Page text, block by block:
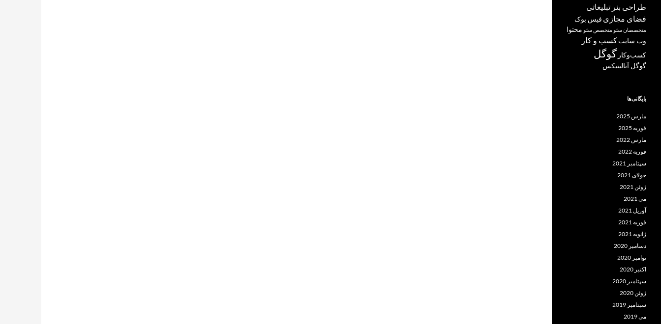
طراحی بنر تبلیغاتی
فضای مجازی فیس بوک
متخصصان سئو متخصص سئو محتوا
وب سایتکسب و کار
کسب‌وکار گوگل
گوگل آنالیتیکس
بایگانی‌ها
مارس 2025
فوریه 2025
مارس 2022
فوریه 2022
سپتامبر 2021
جولای 2021
ژوئن 2021
می 2021
آوریل 2021
فوریه 2021
ژانویه 2021
دسامبر 2020
نوامبر 2020
اکتبر 2020
سپتامبر 2020
ژوئن 2020
سپتامبر 2019
می 2019